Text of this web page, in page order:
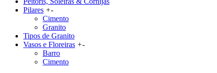
Pilares +-
Cimento
Granito
Tipos de Granito
Vasos e Floreiras +-
Barro
Cimento